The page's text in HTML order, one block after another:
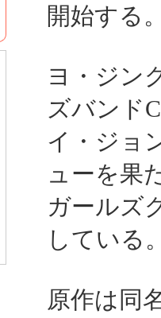
開始する
ヨ・ジン
ズバンド
イ・ジョ
ューを果
ガールズ
している
原作は同